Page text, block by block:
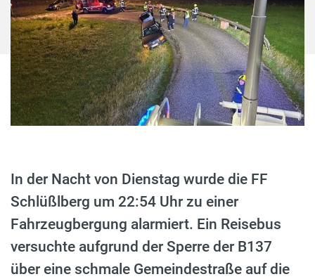
In der Nacht von Dienstag wurde die FF
Schlüßlberg um 22:54 Uhr zu einer
Fahrzeugbergung alarmiert. Ein Reisebus
versuchte aufgrund der Sperre der B137
über eine schmale Gemeindestraße auf die